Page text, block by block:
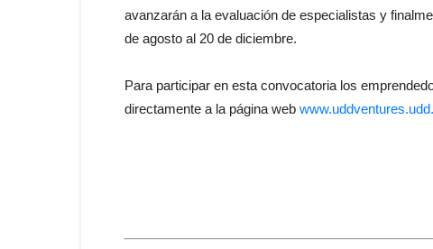
avanzarán a la evaluación de especialistas y
de agosto al 20 de diciembre.
Para participar en esta convocatoria los
directamente a la página web